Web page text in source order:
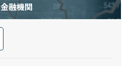
金融機関